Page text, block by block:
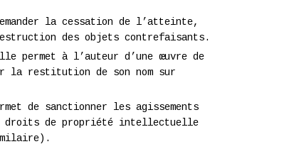
la cessation de l’atteinte,
des objets contrefaisants.
permet à l’auteur d’une œuvre de
la restitution de son nom sur
de sanctionner les agissements
droits de propriété intellectuelle